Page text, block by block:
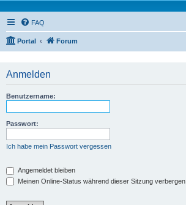
FAQ
Portal Forum
Anmelden
Benutzername:
Passwort:
Ich habe mein Passwort vergessen
Angemeldet bleiben
Meinen Online-Status während dieser Sitzung verbergen